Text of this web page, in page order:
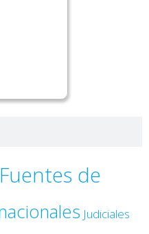
Fuentes de
Judiciales